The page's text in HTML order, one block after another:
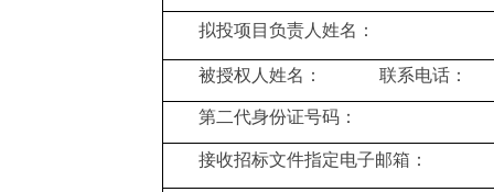
拟投项目负责人姓名：
被授权人姓名： 联系电话：
第二代身份证号码：
接收招标文件指定电子邮箱：